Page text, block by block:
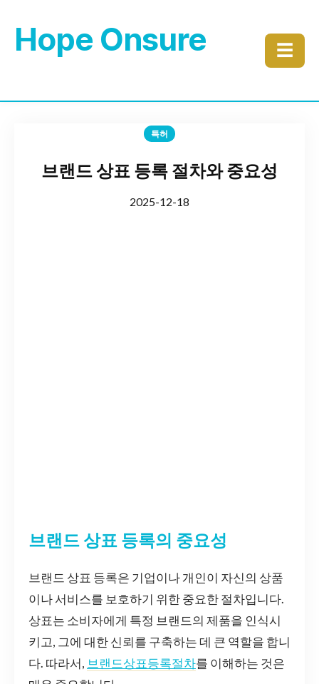
Hope Onsure ☰
특허
브랜드 상표 등록 절차와 중요성
2025-12-18
브랜드 상표 등록의 중요성
브랜드 상표 등록은 기업이나 개인이 자신의 상품
이나 서비스를 보호하기 위한 중요한 절차입니다.
상표는 소비자에게 특정 브랜드의 제품을 인식시
키고, 그에 대한 신뢰를 구축하는 데 큰 역할을 합니
다. 따라서, 브랜드상표등록절차를 이해하는 것은